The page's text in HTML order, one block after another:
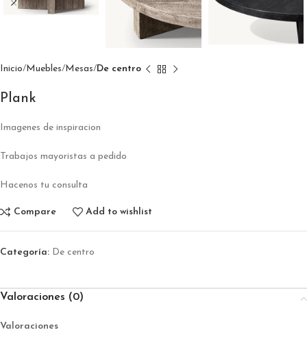
Inicio Muebles Mesas De centro
Plank
Imagenes de inspiracion
Trabajos mayoristas a pedido
Hacenos tu consulta
Compare Add to wishlist
Categoría: De centro
Valoraciones (0)
Valoraciones